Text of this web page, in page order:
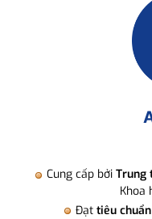
Cung cấp bởi Trung
Khoa
Đạt tiêu